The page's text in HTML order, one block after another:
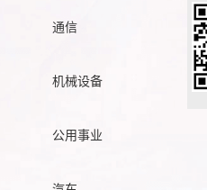
通信
机械设备
公用事业